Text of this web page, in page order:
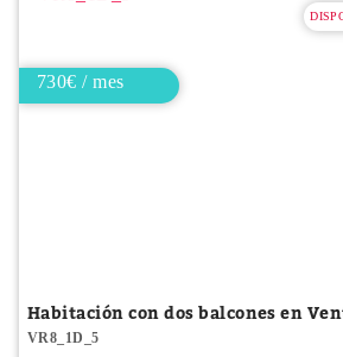
730€ / mes
Habitación con dos balcones en
VR8_1D_5